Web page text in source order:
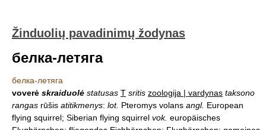
Žinduolių pavadinimų žodynas
белка-летяга
белка-летяга
voverė skraiduolė statusas T sritis zoologija | vardynas taksono
rangas rūšis atitikmenys: lot. Pteromys volans angl. European
flying squirrel; Siberian flying squirrel vok. europäisches